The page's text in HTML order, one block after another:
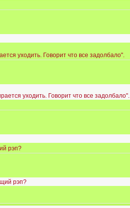
уходить. Говорит что все задолбало".
уходить. Говорит что все задолбало".
рэп?
рэп?